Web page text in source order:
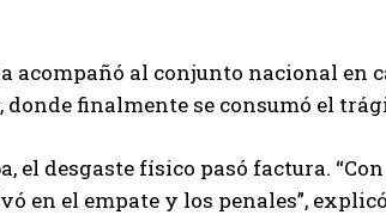
al conjunto nacional en
finalmente se consumó el
el desgaste físico pasó factura.
en el empate y los penales”,